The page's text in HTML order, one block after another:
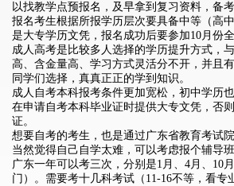
以找教学点预报名，及早拿到复习资料，备考
报名考生根据所报学历层次要具备中等（高
是大专学历文凭，报名成功后要参加10月份
成人高考是比较多人选择的学历提升方式，
高、含金量高、学习方式灵活分不开，并且
同学们选择，真真正正的学到知识。
成人自考本科报考条件更加宽松，初中学历
在申请自考本科毕业证时提供大专文凭，否
证。
想要自考的考生，也是通过广东省教育考试
当然觉得自己自学太难，可以考虑报个辅导班
广东一年可以考三次，分别是1月、4月、10
门）。需要考十几科考试（11-16不等，看专